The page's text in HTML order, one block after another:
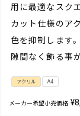
用に最適なスク
カット仕様のア
色を抑制します
隙間なく飾る事
アクリル A4
メーカー希望小売価格 ¥